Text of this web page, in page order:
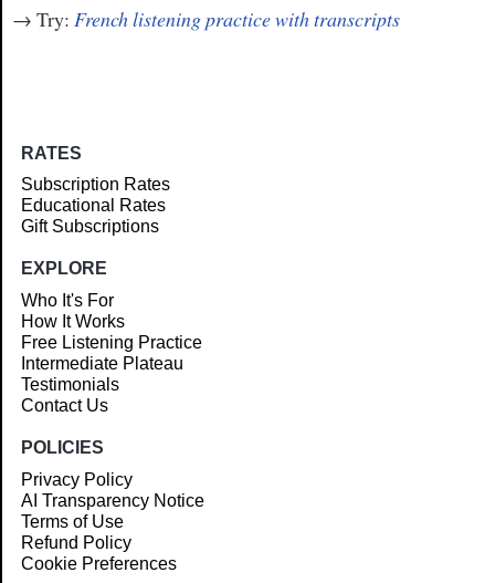
→ Try: French listening practice with transcripts
RATES
Subscription Rates
Educational Rates
Gift Subscriptions
EXPLORE
Who It's For
How It Works
Free Listening Practice
Intermediate Plateau
Testimonials
Contact Us
POLICIES
Privacy Policy
AI Transparency Notice
Terms of Use
Refund Policy
Cookie Preferences